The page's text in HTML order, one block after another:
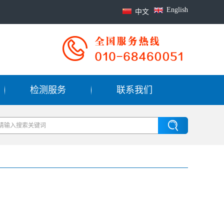
English
中文
检测服务 联系我们